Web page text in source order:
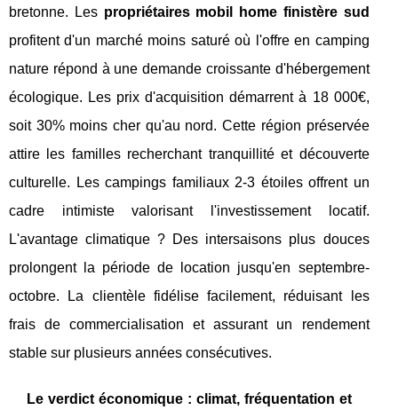
bretonne. Les propriétaires mobil home finistère sud
profitent d'un marché moins saturé où l'offre en camping
nature répond à une demande croissante d'hébergement
écologique. Les prix d'acquisition démarrent à 18 000€,
soit 30% moins cher qu'au nord. Cette région préservée
attire les familles recherchant tranquillité et découverte
culturelle. Les campings familiaux 2-3 étoiles offrent un
cadre intimiste valorisant l'investissement locatif.
L'avantage climatique ? Des intersaisons plus douces
prolongent la période de location jusqu'en septembre-
octobre. La clientèle fidélise facilement, réduisant les
frais de commercialisation et assurant un rendement
stable sur plusieurs années consécutives.
Le verdict économique : climat, fréquentation et